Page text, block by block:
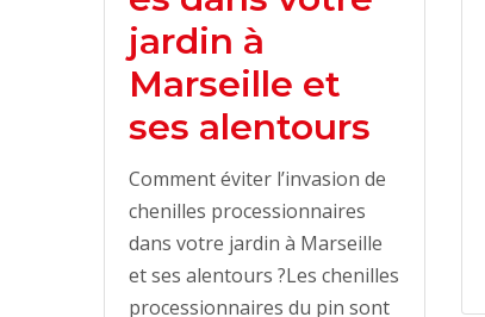
jardin à
Marseille et
ses alentours
Comment éviter l’invasion de
chenilles processionnaires
dans votre jardin à Marseille
et ses alentours ?Les chenilles
processionnaires du pin sont